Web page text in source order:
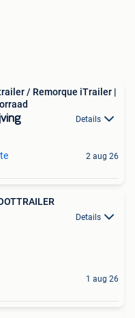
/ Remorque iTrailer |
Details
2 aug 26
Details
1 aug 26